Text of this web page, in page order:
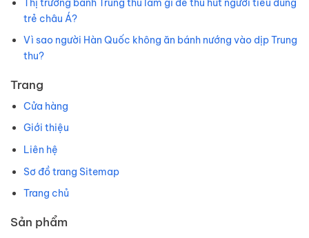
Thị trường bánh Trung thu làm gì để thu hút người tiêu dùng
trẻ châu Á?
Vì sao người Hàn Quốc không ăn bánh nướng vào dịp Trung
thu?
Trang
Cửa hàng
Giới thiệu
Liên hệ
Sơ đồ trang Sitemap
Trang chủ
Sản phẩm